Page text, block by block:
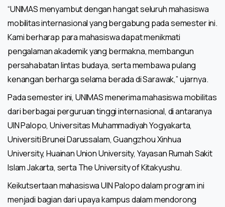
“UNIMAS menyambut dengan hangat seluruh mahasiswa
mobilitas internasional yang bergabung pada semester ini.
Kami berharap para mahasiswa dapat menikmati
pengalaman akademik yang bermakna, membangun
persahabatan lintas budaya, serta membawa pulang
kenangan berharga selama berada di Sarawak,” ujarnya.
Pada semester ini, UNIMAS menerima mahasiswa mobilitas
dari berbagai perguruan tinggi internasional, di antaranya
UIN Palopo, Universitas Muhammadiyah Yogyakarta,
Universiti Brunei Darussalam, Guangzhou Xinhua
University, Huainan Union University, Yayasan Rumah Sakit
Islam Jakarta, serta The University of Kitakyushu.
Keikutsertaan mahasiswa UIN Palopo dalam program ini
menjadi bagian dari upaya kampus dalam mendorong